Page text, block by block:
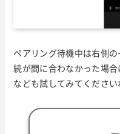
ペアリング待機中は右側
続が間に合わなかった場合
なども試してみてください